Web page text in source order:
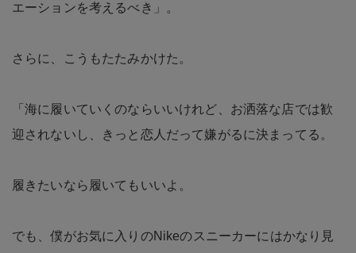
エーションを考えるべき」。
さらに、こうもたたみかけた。
「海に履いていくのならいいけれど、お洒落な店では歓
迎されないし、きっと恋人だって嫌がるに決まってる。
履きたいなら履いてもいいよ。
でも、僕がお気に入りのNikeのスニーカーにはかなり見